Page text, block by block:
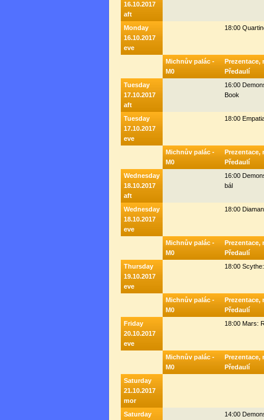
16.10.2017
aft
Monday
16.10.2017
eve
18:00
Michnův palác -
M0
Prezentace,
Předaulí
Tuesday
17.10.2017
aft
16:00
Book
Tuesday
17.10.2017
eve
18:00
Michnův palác -
M0
Prezentace,
Předaulí
Wednesday
18.10.2017
aft
16:00
bál
Wednesday
18.10.2017
eve
18:00
Michnův palác -
M0
Prezentace,
Předaulí
Thursday
19.10.2017
eve
18:00
Michnův palác -
M0
Prezentace,
Předaulí
Friday
20.10.2017
eve
18:00 Mars:
Michnův palác -
M0
Prezentace,
Předaulí
Saturday
21.10.2017
mor
Saturday
14:00